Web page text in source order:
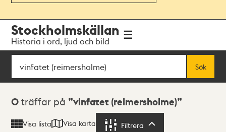
navigationen
huvudinnehållet
Stockholmskällan
Historia i ord, ljud och bild
Sök
Sök
Sökresultat
0 träffar på vinfatet (reimersholme)
Visa lista Visa karta Filtrera